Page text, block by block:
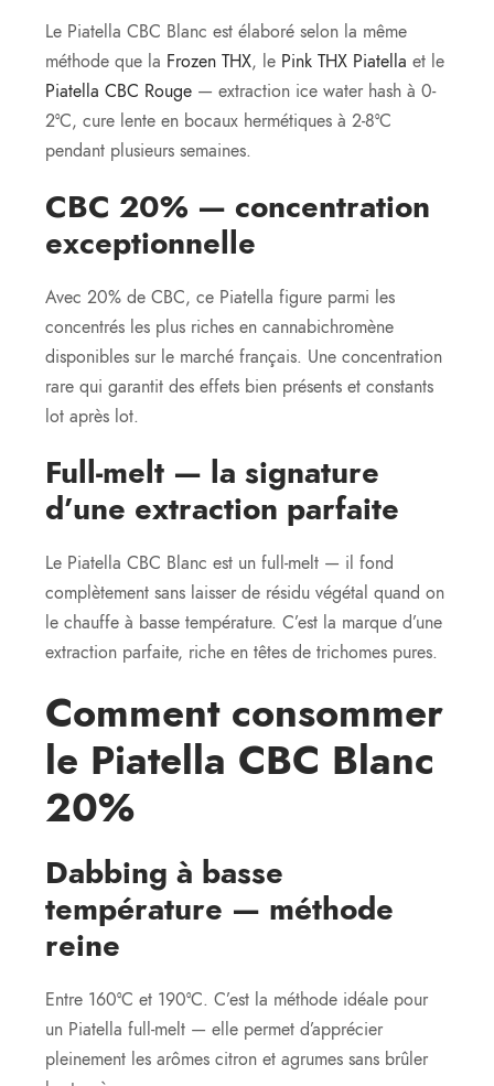
Le Piatella CBC Blanc est élaboré selon la même
méthode que la Frozen THX, le Pink THX Piatella et le
Piatella CBC Rouge — extraction ice water hash à 0-
2°C, cure lente en bocaux hermétiques à 2-8°C
pendant plusieurs semaines.
CBC 20% — concentration
exceptionnelle
Avec 20% de CBC, ce Piatella figure parmi les
concentrés les plus riches en cannabichromène
disponibles sur le marché français. Une concentration
rare qui garantit des effets bien présents et constants
lot après lot.
Full-melt — la signature
d’une extraction parfaite
Le Piatella CBC Blanc est un full-melt — il fond
complètement sans laisser de résidu végétal quand on
le chauffe à basse température. C’est la marque d’une
extraction parfaite, riche en têtes de trichomes pures.
Comment consommer
le Piatella CBC Blanc
20%
Dabbing à basse
température — méthode
reine
Entre 160°C et 190°C. C’est la méthode idéale pour
un Piatella full-melt — elle permet d’apprécier
pleinement les arômes citron et agrumes sans brûler